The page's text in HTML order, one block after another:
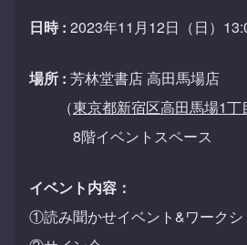
日時 : 2023年11月12日（日）
場所 : 芳林堂書店 高田馬場店
（東京都新宿区高田馬場1丁
8階イベントスペース
イベント内容：
①読み聞かせイベント&ワークシ